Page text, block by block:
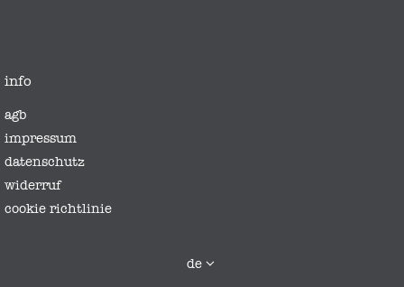
info
agb
impressum
datenschutz
widerruf
cookie richtlinie
sprache
de